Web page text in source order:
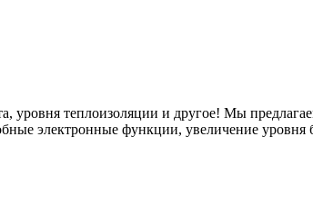
уровня теплоизоляции и другое! Мы
электронные функции, увеличение